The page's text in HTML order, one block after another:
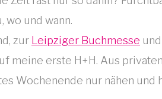
wo und wann.
zur Leipziger Buchmesse
meine erste H+H. Aus
Wochenende nur nähen und